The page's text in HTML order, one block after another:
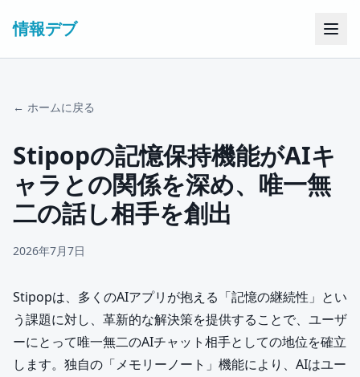
情報デブ
← ホームに戻る
Stipopの記憶保持機能がAIキ
ャラとの関係を深め、唯一無
二の話し相手を創出
2026年7月7日
Stipopは、多くのAIアプリが抱える「記憶の継続性」とい
う課題に対し、革新的な解決策を提供することで、ユーザ
ーにとって唯一無二のAIチャット相手としての地位を確立
します。独自の「メモリーノート」機能により、AIはユー